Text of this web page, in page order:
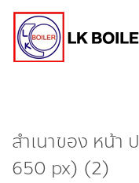
สำเนาของ หน้า
650 px) (2)